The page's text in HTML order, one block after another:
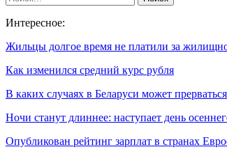
Интересное:
Жильцы долгое время не платили за
Как изменился средний курс рубля
В каких случаях в Беларуси может
Ночи станут длиннее: наступает день
Опубликован рейтинг зарплат в странах